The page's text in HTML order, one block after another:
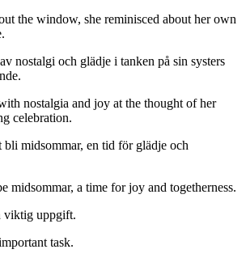
the window, she reminisced about her own
nostalgi och glädje i tanken på sin systers
nostalgia and joy at the thought of her
celebration.
bli midsommar, en tid för glädje och
midsommar, a time for joy and togetherness.
viktig uppgift.
task.